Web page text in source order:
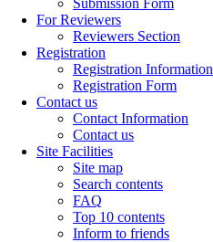
Submission Form
For Reviewers
Reviewers Section
Registration
Registration Information
Registration Form
Contact us
Contact Information
Contact us
Site Facilities
Site map
Search contents
FAQ
Top 10 contents
Inform to friends